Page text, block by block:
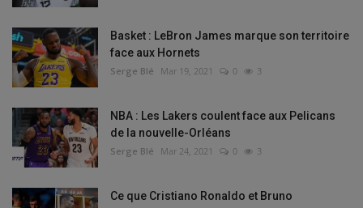
Basket : LeBron James marque son territoire
face aux Hornets
Serge Blé Mar 19, 2021 0 3
NBA : Les Lakers coulent face aux Pelicans
de la nouvelle-Orléans
Serge Blé Mar 24, 2021 0 3
Ce que Cristiano Ronaldo et Bruno